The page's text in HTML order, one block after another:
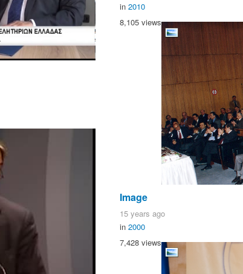
in 2010
8,105 views
Image
15 years ago
in 2000
7,428 views